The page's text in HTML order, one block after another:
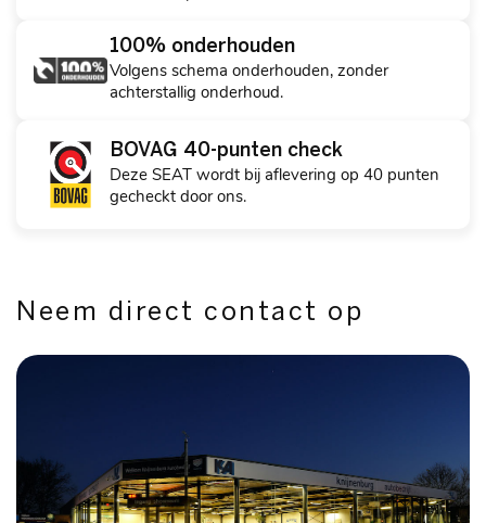
100% onderhouden
Volgens schema onderhouden, zonder
achterstallig onderhoud.
BOVAG 40-punten check
Deze SEAT wordt bij aflevering op 40 punten
gecheckt door ons.
Neem direct contact op